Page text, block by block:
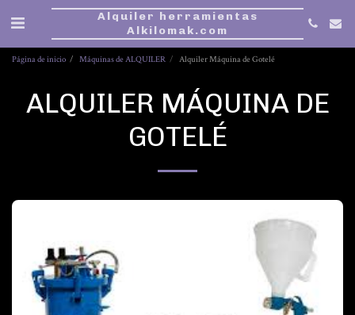
Alquiler herramientas
Alkilomak.com
Página de inicio Máquinas de ALQUILER Alquiler Máquina de Gotelé
ALQUILER MÁQUINA DE
GOTELÉ